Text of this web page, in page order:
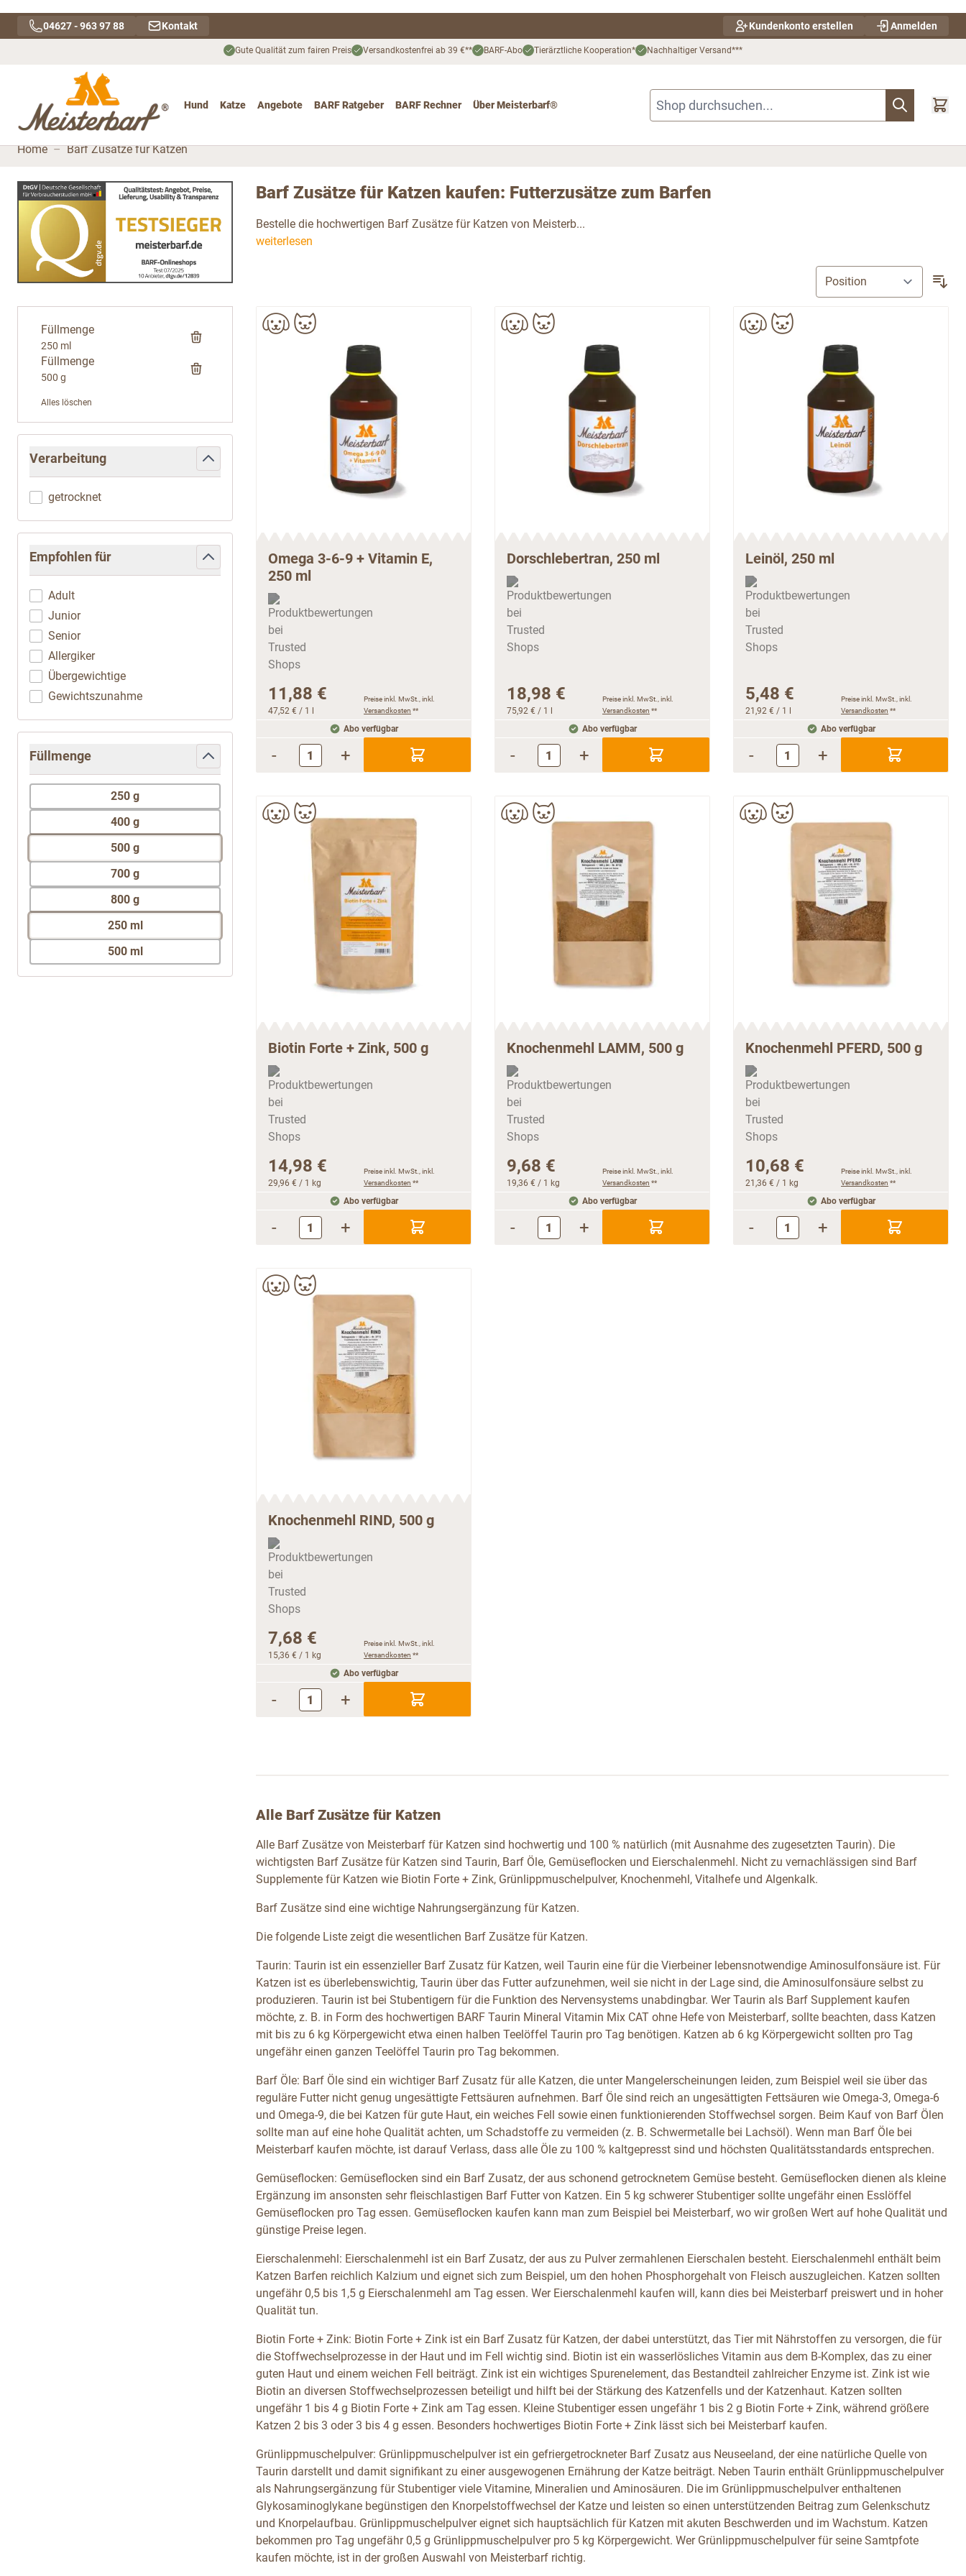
04627 - 963 97 88 Kontakt Kundenkonto erstellen Anmelden
Gute Qualität zum fairen Preis Versandkostenfrei ab 39 €** BARF-Abo Tierärztliche Kooperation* Nachhaltiger Versand***
Toggle submenu for Hund
Toggle submenu for KatzeToggle submenu for Angebote
Home – Barf Zusätze für Katzen
Barf Zusätze für Katzen kaufen: Futterzusätze zum Barfen
Bestelle die hochwertigen Barf Zusätze für Katzen von Meisterb...
weiterlesen
Füllmenge
250 ml
Füllmenge
500 g
Alles löschen
Verarbeitung
filter
getrocknet
Empfohlen für
filter
Adult
Junior
Senior
Allergiker
Übergewichtige
Gewichtszunahme
Füllmenge
filter
250 g
400 g
500 g
700 g
800 g
250 ml
500 ml
Omega 3-6-9 + Vitamin E,
250 ml
11,88 €
47,52 € / 1 l
Preise inkl. MwSt., inkl.
Versandkosten **
Abo verfügbar
- +
Dorschlebertran, 250 ml
18,98 €
75,92 € / 1 l
Preise inkl. MwSt., inkl.
Versandkosten **
Abo verfügbar
- +
Leinöl, 250 ml
5,48 €
21,92 € / 1 l
Preise inkl. MwSt., inkl.
Versandkosten **
Abo verfügbar
- +
Biotin Forte + Zink, 500 g
14,98 €
29,96 € / 1 kg
Preise inkl. MwSt., inkl.
Versandkosten **
Abo verfügbar
- +
Knochenmehl LAMM, 500 g
9,68 €
19,36 € / 1 kg
Preise inkl. MwSt., inkl.
Versandkosten **
Abo verfügbar
- +
Knochenmehl PFERD, 500 g
10,68 €
21,36 € / 1 kg
Preise inkl. MwSt., inkl.
Versandkosten **
Abo verfügbar
- +
Knochenmehl RIND, 500 g
7,68 €
15,36 € / 1 kg
Preise inkl. MwSt., inkl.
Versandkosten **
Abo verfügbar
- +
Alle Barf Zusätze für Katzen
Alle Barf Zusätze von Meisterbarf für Katzen sind hochwertig und 100 % natürlich (mit Ausnahme des zugesetzten Taurin). Die
wichtigsten Barf Zusätze für Katzen sind Taurin, Barf Öle, Gemüseflocken und Eierschalenmehl. Nicht zu vernachlässigen sind Barf
Supplemente für Katzen wie Biotin Forte + Zink, Grünlippmuschelpulver, Knochenmehl, Vitalhefe und Algenkalk.
Barf Zusätze sind eine wichtige Nahrungsergänzung für Katzen.
Die folgende Liste zeigt die wesentlichen Barf Zusätze für Katzen.
Taurin: Taurin ist ein essenzieller Barf Zusatz für Katzen, weil Taurin eine für die Vierbeiner lebensnotwendige Aminosulfonsäure ist. Für
Katzen ist es überlebenswichtig, Taurin über das Futter aufzunehmen, weil sie nicht in der Lage sind, die Aminosulfonsäure selbst zu
produzieren. Taurin ist bei Stubentigern für die Funktion des Nervensystems unabdingbar. Wer Taurin als Barf Supplement kaufen
möchte, z. B. in Form des hochwertigen BARF Taurin Mineral Vitamin Mix CAT ohne Hefe von Meisterbarf, sollte beachten, dass Katzen
mit bis zu 6 kg Körpergewicht etwa einen halben Teelöffel Taurin pro Tag benötigen. Katzen ab 6 kg Körpergewicht sollten pro Tag
ungefähr einen ganzen Teelöffel Taurin pro Tag bekommen.
Barf Öle: Barf Öle sind ein wichtiger Barf Zusatz für alle Katzen, die unter Mangelerscheinungen leiden, zum Beispiel weil sie über das
reguläre Futter nicht genug ungesättigte Fettsäuren aufnehmen. Barf Öle sind reich an ungesättigten Fettsäuren wie Omega-3, Omega-6
und Omega-9, die bei Katzen für gute Haut, ein weiches Fell sowie einen funktionierenden Stoffwechsel sorgen. Beim Kauf von Barf Ölen
sollte man auf eine hohe Qualität achten, um Schadstoffe zu vermeiden (z. B. Schwermetalle bei Lachsöl). Wenn man Barf Öle bei
Meisterbarf kaufen möchte, ist darauf Verlass, dass alle Öle zu 100 % kaltgepresst sind und höchsten Qualitätsstandards entsprechen.
Gemüseflocken: Gemüseflocken sind ein Barf Zusatz, der aus schonend getrocknetem Gemüse besteht. Gemüseflocken dienen als kleine
Ergänzung im ansonsten sehr fleischlastigen Barf Futter von Katzen. Ein 5 kg schwerer Stubentiger sollte ungefähr einen Esslöffel
Gemüseflocken pro Tag essen. Gemüseflocken kaufen kann man zum Beispiel bei Meisterbarf, wo wir großen Wert auf hohe Qualität und
günstige Preise legen.
Eierschalenmehl: Eierschalenmehl ist ein Barf Zusatz, der aus zu Pulver zermahlenen Eierschalen besteht. Eierschalenmehl enthält beim
Katzen Barfen reichlich Kalzium und eignet sich zum Beispiel, um den hohen Phosphorgehalt von Fleisch auszugleichen. Katzen sollten
ungefähr 0,5 bis 1,5 g Eierschalenmehl am Tag essen. Wer Eierschalenmehl kaufen will, kann dies bei Meisterbarf preiswert und in hoher
Qualität tun.
Biotin Forte + Zink: Biotin Forte + Zink ist ein Barf Zusatz für Katzen, der dabei unterstützt, das Tier mit Nährstoffen zu versorgen, die für
die Stoffwechselprozesse in der Haut und im Fell wichtig sind. Biotin ist ein wasserlösliches Vitamin aus dem B-Komplex, das zu einer
guten Haut und einem weichen Fell beiträgt. Zink ist ein wichtiges Spurenelement, das Bestandteil zahlreicher Enzyme ist. Zink ist wie
Biotin an diversen Stoffwechselprozessen beteiligt und hilft bei der Stärkung des Katzenfells und der Katzenhaut. Katzen sollten
ungefähr 1 bis 4 g Biotin Forte + Zink am Tag essen. Kleine Stubentiger essen ungefähr 1 bis 2 g Biotin Forte + Zink, während größere
Katzen 2 bis 3 oder 3 bis 4 g essen. Besonders hochwertiges Biotin Forte + Zink lässt sich bei Meisterbarf kaufen.
Grünlippmuschelpulver: Grünlippmuschelpulver ist ein gefriergetrockneter Barf Zusatz aus Neuseeland, der eine natürliche Quelle von
Taurin darstellt und damit signifikant zu einer ausgewogenen Ernährung der Katze beiträgt. Neben Taurin enthält Grünlippmuschelpulver
als Nahrungsergänzung für Stubentiger viele Vitamine, Mineralien und Aminosäuren. Die im Grünlippmuschelpulver enthaltenen
Glykosaminoglykane begünstigen den Knorpelstoffwechsel der Katze und leisten so einen unterstützenden Beitrag zum Gelenkschutz
und Knorpelaufbau. Grünlippmuschelpulver eignet sich hauptsächlich für Katzen mit akuten Beschwerden und im Wachstum. Katzen
bekommen pro Tag ungefähr 0,5 g Grünlippmuschelpulver pro 5 kg Körpergewicht. Wer Grünlippmuschelpulver für seine Samtpfote
kaufen möchte, ist in der großen Auswahl von Meisterbarf richtig.